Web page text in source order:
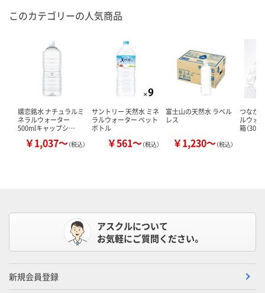
このカテゴリーの人気商品
嬬恋銘水 ナチュラルミ
ネラルウォーター
500mlキャップシ…
￥1,037～（税込）
サントリー 天然水 ミネ
ラルウォーター ペット
ボトル
￥561～（税込）
富士山の天然水 ラベル
レス
￥1,230～（税込）
つなが
ルウォ
箱（30
アスクルについて
お気軽にご質問ください。
新規会員登録